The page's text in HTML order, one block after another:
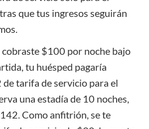
que tus ingresos seguirán
cobraste $100 por noche bajo
tu huésped pagaría
tarifa de servicio para el
una estadía de 10 noches,
Como anfitrión, se te